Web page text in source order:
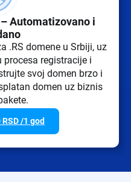
Automatizovano i
.RS domene u Srbiji, uz
registracije i
svoj domen brzo i
domen uz biznis
RSD/1 god